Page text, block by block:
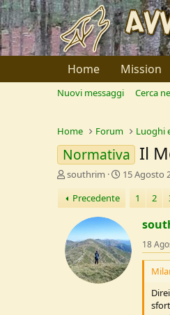
Home Mission
Nuovi messaggi Cerca
Home Forum Luoghi
Normativa Il
C
e
a
o
r
e
D
southrim
D
a
i
I
n
i
15 Agosto
Precedente
1 2
18